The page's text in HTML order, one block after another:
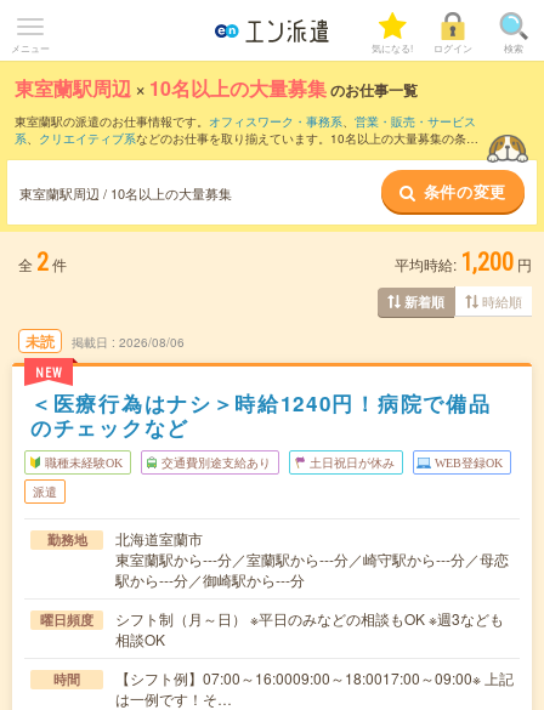
メニュー 気になる! ログイン 検索
東室蘭駅周辺 × 10名以上の大量募集のお仕事一覧
東室蘭駅の派遣のお仕事情報です。 オフィスワーク・事務系、 営業・販売・サービス
系、 クリエイティブ系などのお仕事を取り揃えています。10名以上の大量募集の条件
東室蘭駅周辺 / 10名以上の大量募集 条件の変更
全 2件 平均時給: 1,200 円
新着順 時給順
未読
NEW
掲載日 2026/08/06
＜医療行為はナシ＞時給1240円！病院で備品
のチェックなど
職種未経験OK 交通費別途支給あり 土日祝日が休み WEB登録OK
派遣
勤務地
北海道室蘭市
東室蘭駅から---分／室蘭駅から---分／崎守駅から---分／母恋
駅から---分／御崎駅から---分
曜日頻度
シフト制（月～日） ※平日のみなどの相談もOK ※週3なども
相談OK
時間
【シフト例】07:00～16:0009:00～18:0017:00～09:00※ 上記
は一例です！そ…